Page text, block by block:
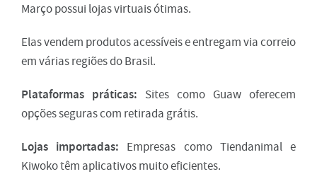
Março possui lojas virtuais ótimas.
Elas vendem produtos acessíveis e entregam via correio
em várias regiões do Brasil.
Plataformas práticas: Sites como Guaw oferecem
opções seguras com retirada grátis.
Lojas importadas: Empresas como Tiendanimal e
Kiwoko têm aplicativos muito eficientes.